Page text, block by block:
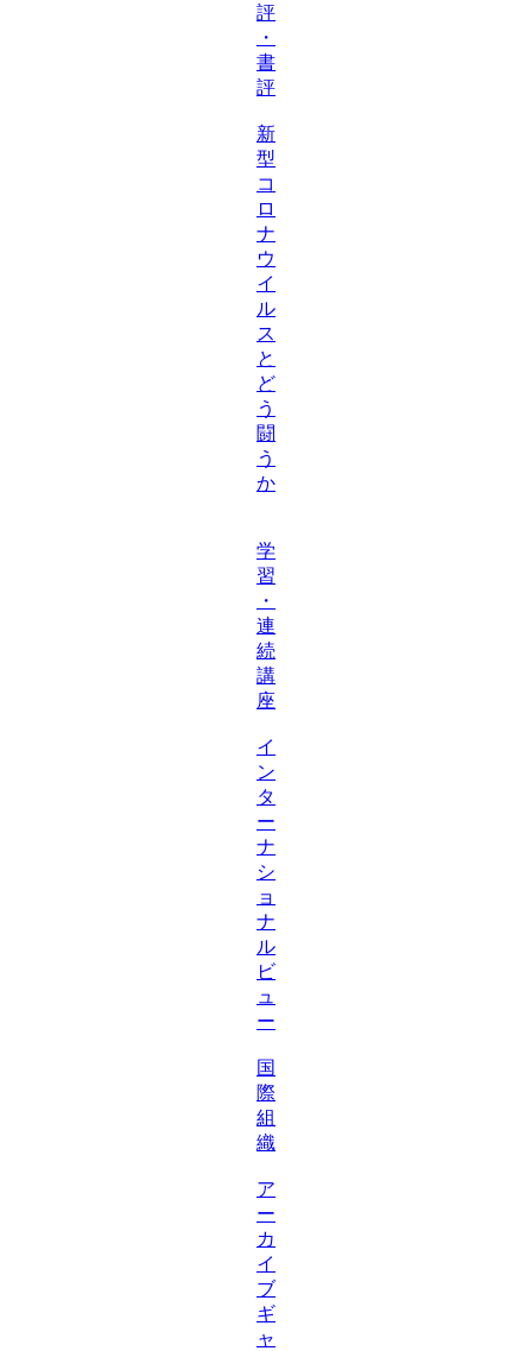
評
・
書
評
新
型
コ
ロ
ナ
ウ
イ
ル
ス
と
ど
う
闘
う
か
学
習
・
連
続
講
座
イ
ン
タ
ー
ナ
シ
ョ
ナ
ル
ビ
ュ
ー
国
際
組
織
ア
ー
カ
イ
ブ
ギ
ャ